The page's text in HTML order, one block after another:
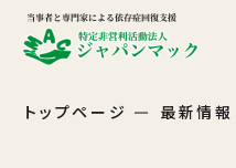
トップページ 最新情報